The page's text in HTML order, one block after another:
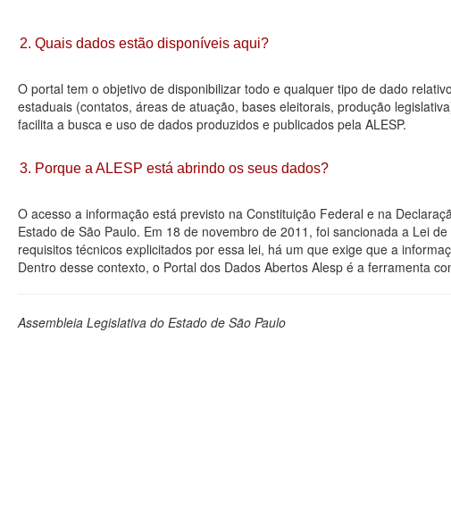
2. Quais dados estão disponíveis aqui?
O portal tem o objetivo de disponibilizar todo e qualquer tipo de dado
estaduais (contatos, áreas de atuação, bases eleitorais, produção
facilita a busca e uso de dados produzidos e publicados pela ALESP.
3. Porque a ALESP está abrindo os seus dados?
O acesso a informação está previsto na Constituição Federal e na
Estado de São Paulo. Em 18 de novembro de 2011, foi sancionada a Lei
requisitos técnicos explicitados por essa lei, há um que exige que a
Dentro desse contexto, o Portal dos Dados Abertos Alesp é a ferramenta
Assembleia Legislativa do Estado de São Paulo